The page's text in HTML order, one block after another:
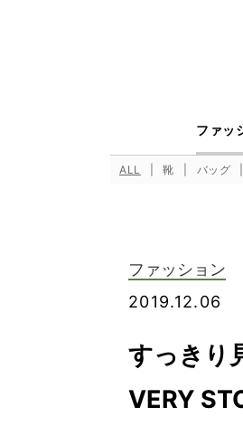
ファッ
ALL 靴 バッグ
ファッション
2019.12.06
すっきり
VERY